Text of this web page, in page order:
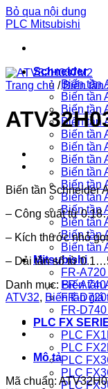
Bỏ qua nội dung
PLC Mitsubishi
Schneider
Biến tần
Biến tần
Biến tần
Biến tần
Biến tần
Biến tần
Biến tần
Biến tần
Biến tần
Biến tần
Biến tần
Biến tần
Biến tần
Biến tần
Mitsubishi
FR-
FR-
FR-
FR-
PLC FX
PLC
PLC
PLC
PLC
PLC
Trang chủ / Biến tần
Biến tần Schneider
– Công suất từ
– Kích thước nhỏ
– Dải tần số từ
Danh mục: Biến tần
ATV32, Biến tần giá
Mô tả
Mã chuẩn: